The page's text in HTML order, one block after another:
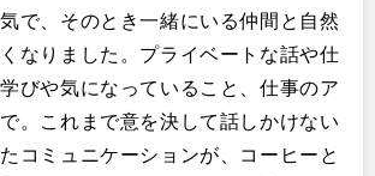
で、そのとき一緒にいる仲間と自然
なりました。プライベートな話や仕
びや気になっていること、仕事のア
。これまで意を決して話しかけない
コミュニケーションが、コーヒーと